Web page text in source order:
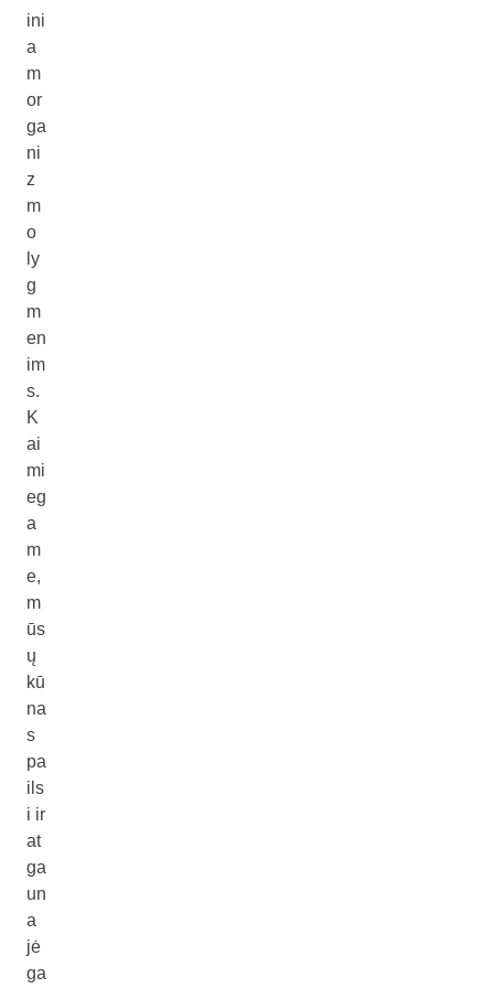
ini
a
m
or
ga
ni
z
m
o
ly
g
m
en
im
s.
K
ai
mi
eg
a
m
e,
m
ūs
ų
kū
na
s
pa
ils
i ir
at
ga
un
a
jė
ga